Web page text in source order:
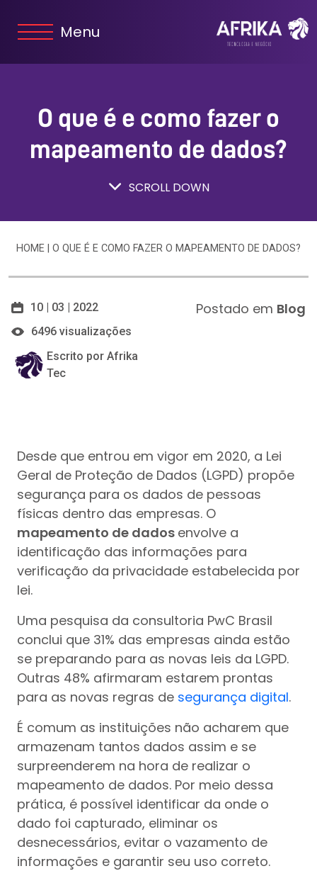
Menu
O que é e como fazer o
mapeamento de dados?
SCROLL DOWN
HOME O QUE É E COMO FAZER O MAPEAMENTO DE DADOS?
10 | 03 | 2022
6496 visualizações
Escrito por Afrika
Tec
Postado em Blog
Desde que entrou em vigor em 2020, a Lei
Geral de Proteção de Dados (LGPD) propõe
segurança para os dados de pessoas
físicas dentro das empresas. O
mapeamento de dados envolve a
identificação das informações para
verificação da privacidade estabelecida por
lei.
Uma pesquisa da consultoria PwC Brasil
conclui que 31% das empresas ainda estão
se preparando para as novas leis da LGPD.
Outras 48% afirmaram estarem prontas
para as novas regras de segurança digital.
É comum as instituições não acharem que
armazenam tantos dados assim e se
surpreenderem na hora de realizar o
mapeamento de dados. Por meio dessa
prática, é possível identificar da onde o
dado foi capturado, eliminar os
desnecessários, evitar o vazamento de
informações e garantir seu uso correto.